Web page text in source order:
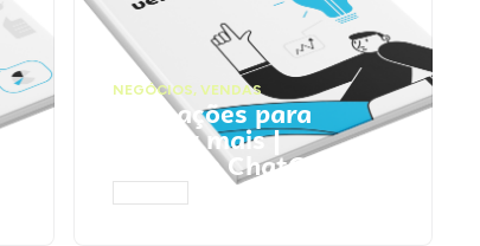
NEGÓCIOS, VENDAS
Faça ações para
vender mais |
Prompts ChatGPT